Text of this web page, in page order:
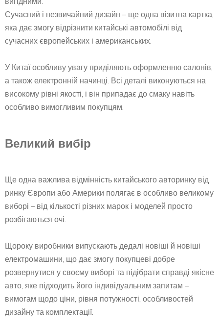
Сучасний і незвичайний дизайн – ще одна візитна картка,
яка дає змогу відрізнити китайські автомобілі від
сучасних європейських і американських.
У Китаї особливу увагу приділяють оформленню салонів,
а також електронній начинці. Всі деталі виконуються на
високому рівні якості, і він припадає до смаку навіть
особливо вимогливим покупцям.
Великий вибір
Ще одна важлива відмінність китайського авторинку від
ринку Європи або Америки полягає в особливо великому
виборі – від кількості різних марок і моделей просто
розбігаються очі.
Щороку виробники випускають дедалі новіші й новіші
електромашини, що дає змогу покупцеві добре
розвернутися у своєму виборі та підібрати справді якісне
авто, яке підходить його індивідуальним запитам –
вимогам щодо ціни, рівня потужності, особливостей
дизайну та комплектації.